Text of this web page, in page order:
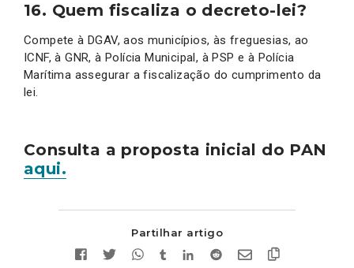
16. Quem fiscaliza o decreto-lei?
Compete à DGAV, aos municípios, às freguesias, ao
ICNF, à GNR, à Polícia Municipal, à PSP e à Polícia
Marítima assegurar a fiscalização do cumprimento da
lei.
Consulta a proposta inicial do PAN
aqui.
Partilhar artigo